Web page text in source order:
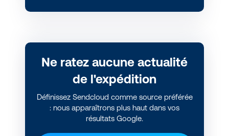
Ne ratez aucune actualité
de l'expédition
Définissez Sendcloud comme source préférée
: nous apparaîtrons plus haut dans vos
résultats Google.